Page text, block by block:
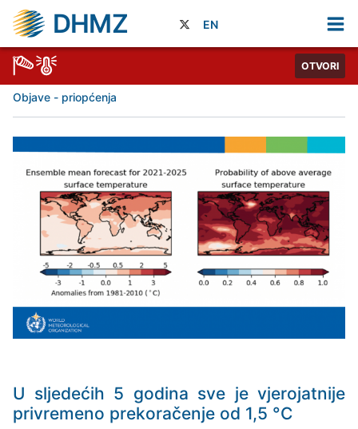
DHMZ EN
OTVORI
Objave - priopćenja
U sljedećih 5 godina sve je vjerojatnije
privremeno prekoračenje od 1,5 °C